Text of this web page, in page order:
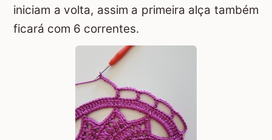
iniciam a volta, assim a primeira alça também
ficará com 6 correntes.